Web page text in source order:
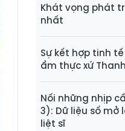
Khát vọng phát
nhất
Sự kết hợp tinh
ẩm thực xứ Thanh
Nối những nhịp
3): Dữ liệu số
liệt sĩ